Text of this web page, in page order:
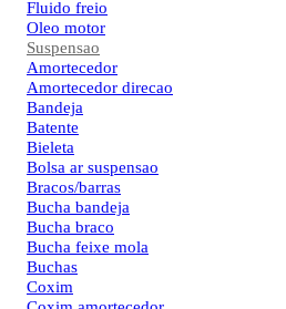
Fluido freio
Oleo motor
Suspensao
Amortecedor
Amortecedor direcao
Bandeja
Batente
Bieleta
Bolsa ar suspensao
Bracos/barras
Bucha bandeja
Bucha braco
Bucha feixe mola
Buchas
Coxim